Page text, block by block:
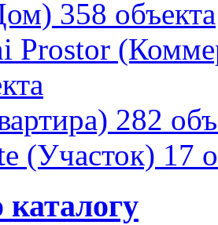
358 объекта
Prostor
282
(Участок) 17